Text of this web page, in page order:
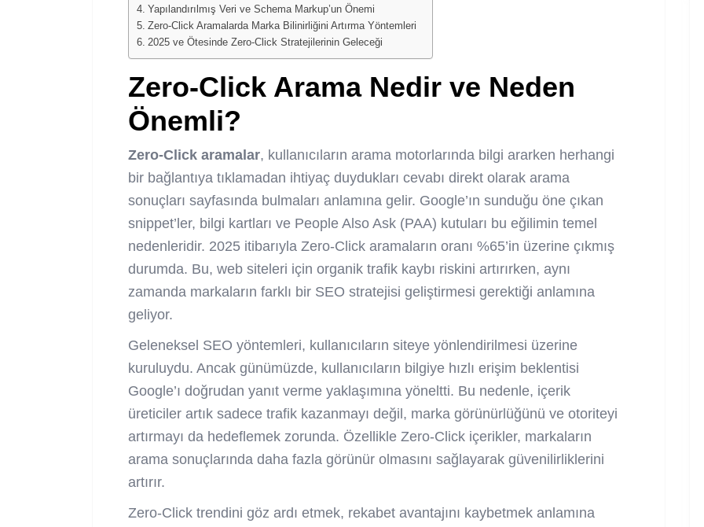
Yapılandırılmış Veri ve Schema Markup’un Önemi
Zero-Click Aramalarda Marka Bilinirliğini Artırma Yöntemleri
2025 ve Ötesinde Zero-Click Stratejilerinin Geleceği
Zero-Click Arama Nedir ve Neden
Önemli?
Zero-Click aramalar, kullanıcıların arama motorlarında bilgi ararken herhangi
bir bağlantıya tıklamadan ihtiyaç duydukları cevabı direkt olarak arama
sonuçları sayfasında bulmaları anlamına gelir. Google’ın sunduğu öne çıkan
snippet’ler, bilgi kartları ve People Also Ask (PAA) kutuları bu eğilimin temel
nedenleridir. 2025 itibarıyla Zero-Click aramaların oranı %65’in üzerine çıkmış
durumda. Bu, web siteleri için organik trafik kaybı riskini artırırken, aynı
zamanda markaların farklı bir SEO stratejisi geliştirmesi gerektiği anlamına
geliyor.
Geleneksel SEO yöntemleri, kullanıcıların siteye yönlendirilmesi üzerine
kuruluydu. Ancak günümüzde, kullanıcıların bilgiye hızlı erişim beklentisi
Google’ı doğrudan yanıt verme yaklaşımına yöneltti. Bu nedenle, içerik
üreticiler artık sadece trafik kazanmayı değil, marka görünürlüğünü ve otoriteyi
artırmayı da hedeflemek zorunda. Özellikle Zero-Click içerikler, markaların
arama sonuçlarında daha fazla görünür olmasını sağlayarak güvenilirliklerini
artırır.
Zero-Click trendini göz ardı etmek, rekabet avantajını kaybetmek anlamına